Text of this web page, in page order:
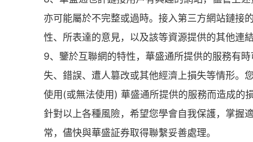
亦可能屬於不完整或過時。接入第三方網站鏈接
性、所表達的意見，以及該等資源提供的其他連結
9、鑒於互聯網的特性，華盛通所提供的服務有
失、錯誤、遭人篡改或其他經濟上損失等情形。
使用(或無法使用) 華盛通所提供的服務而造成的
針對以上各種風險，希望您學會自我保護，掌握
常，儘快與華盛証券取得聯繫妥善處理。